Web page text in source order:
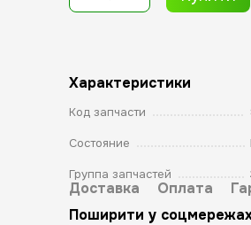
Характеристики
Код запчасти
Состояние
Группа запчастей
Доставка Оплата
Поширити у